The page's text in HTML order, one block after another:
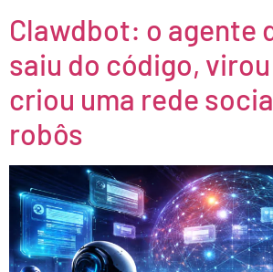
Clawdbot: o agente
saiu do código,
criou uma rede
robôs